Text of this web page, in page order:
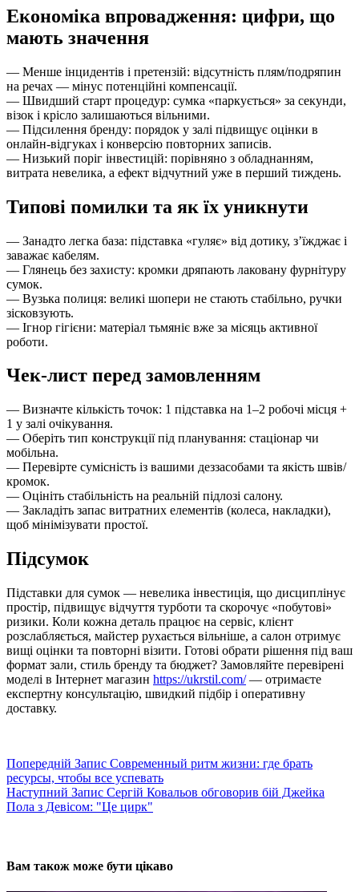
Економіка впровадження: цифри, що
мають значення
— Менше інцидентів і претензій: відсутність плям/подряпин
на речах — мінус потенційні компенсації.
— Швидший старт процедур: сумка «паркується» за секунди,
візок і крісло залишаються вільними.
— Підсилення бренду: порядок у залі підвищує оцінки в
онлайн-відгуках і конверсію повторних записів.
— Низький поріг інвестицій: порівняно з обладнанням,
витрата невелика, а ефект відчутний уже в перший тиждень.
Типові помилки та як їх уникнути
— Занадто легка база: підставка «гуляє» від дотику, з’їжджає і
заважає кабелям.
— Глянець без захисту: кромки дряпають лаковану фурнітуру
сумок.
— Вузька полиця: великі шопери не стають стабільно, ручки
зісковзують.
— Ігнор гігієни: матеріал тьмяніє вже за місяць активної
роботи.
Чек-лист перед замовленням
— Визначте кількість точок: 1 підставка на 1–2 робочі місця +
1 у залі очікування.
— Оберіть тип конструкції під планування: стаціонар чи
мобільна.
— Перевірте сумісність із вашими деззасобами та якість швів/
кромок.
— Оцініть стабільність на реальній підлозі салону.
— Закладіть запас витратних елементів (колеса, накладки),
щоб мінімізувати простої.
Підсумок
Підставки для сумок — невелика інвестиція, що дисциплінує
простір, підвищує відчуття турботи та скорочує «побутові»
ризики. Коли кожна деталь працює на сервіс, клієнт
розслабляється, майстер рухається вільніше, а салон отримує
вищі оцінки та повторні візити. Готові обрати рішення під ваш
формат зали, стиль бренду та бюджет? Замовляйте перевірені
моделі в Інтернет магазин https://ukrstil.com/— отримаєте
експертну консультацію, швидкий підбір і оперативну
доставку.
Попередній Запис Современный ритм жизни: где брать
ресурсы, чтобы все успевать
Наступний Запис Сергій Ковальов обговорив бій Джейка
Пола з Девісом: "Це цирк"
Вам також може бути цікаво